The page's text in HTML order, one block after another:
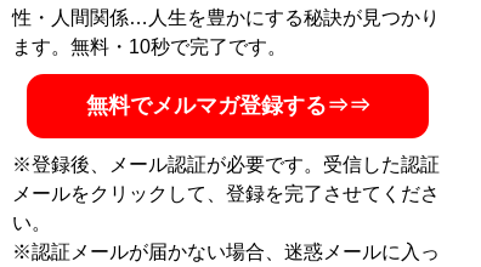
記事一覧へ
性・人間関係…人生を豊かにする秘訣が見つかり
ます。無料・10秒で完了です。
無料でメルマガ登録する⇒⇒
※登録後、メール認証が必要です。受信した認証
メールをクリックして、登録を完了させてくださ
い。
※認証メールが届かない場合、迷惑メールに入っ